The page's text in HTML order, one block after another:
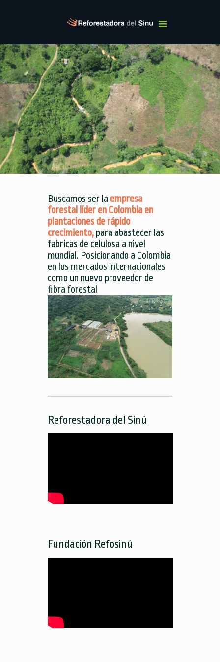
Buscamos ser la empresa
forestal líder en Colombia en
plantaciones de rápido
crecimiento,para abastecer las
fabricas de celulosa a nivel
mundial. Posicionando a Colombia
en los mercados internacionales
como un nuevo proveedor de
fibra forestal
Reforestadora del Sinú
Fundación Refosinú